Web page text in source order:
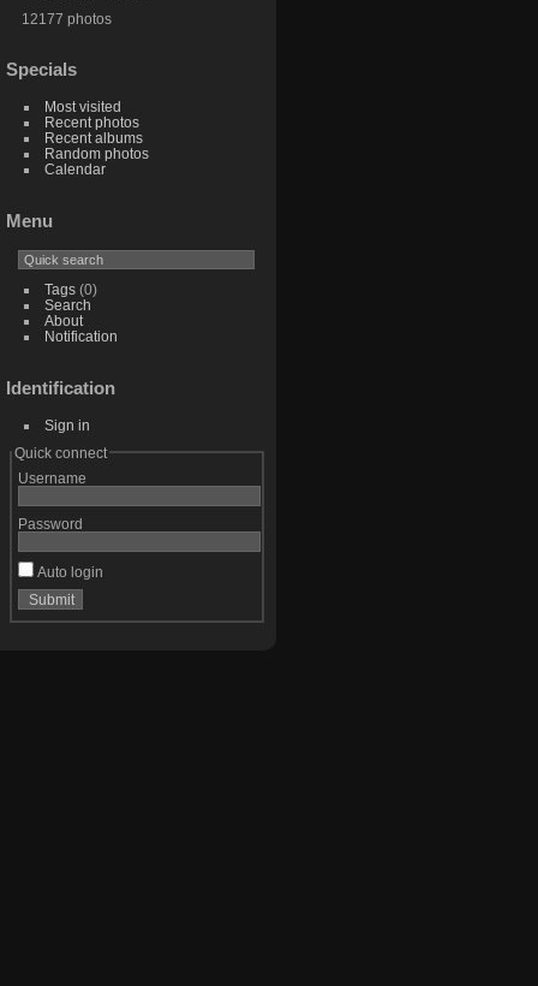
12177 photos
Specials
Most visited
Recent photos
Recent albums
Random photos
Calendar
Menu
Tags(0)
Search
About
Notification
Identification
Sign in
Quick connect
Username
Password
Auto login